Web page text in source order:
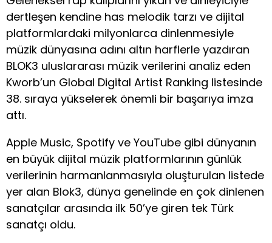
dertleşen kendine has melodik tarzı ve dijital
platformlardaki milyonlarca dinlenmesiyle
müzik dünyasına adını altın harflerle yazdıran
BLOK3 uluslararası müzik verilerini analiz eden
Kworb’un Global Digital Artist Ranking listesinde
38. sıraya yükselerek önemli bir başarıya imza
attı.
Apple Music, Spotify ve YouTube gibi dünyanın
en büyük dijital müzik platformlarının günlük
verilerinin harmanlanmasıyla oluşturulan listede
yer alan Blok3, dünya genelinde en çok dinlenen
sanatçılar arasında ilk 50’ye giren tek Türk
sanatçı oldu.